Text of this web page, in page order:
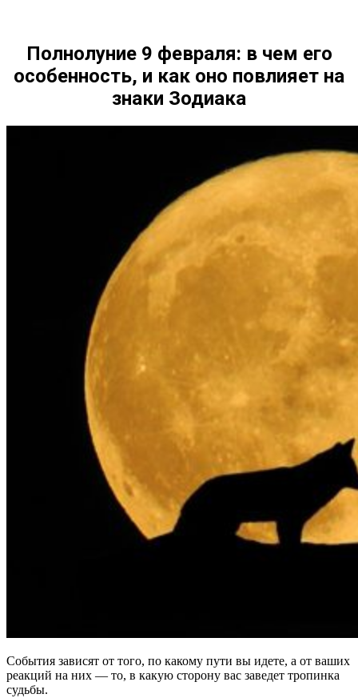
Полнолуние 9 февраля: в чем его
особенность, и как оно повлияет на
знаки Зодиака
События зависят от того, по какому пути вы идете, а от ваших
реакций на них — то, в какую сторону вас заведет тропинка
судьбы.